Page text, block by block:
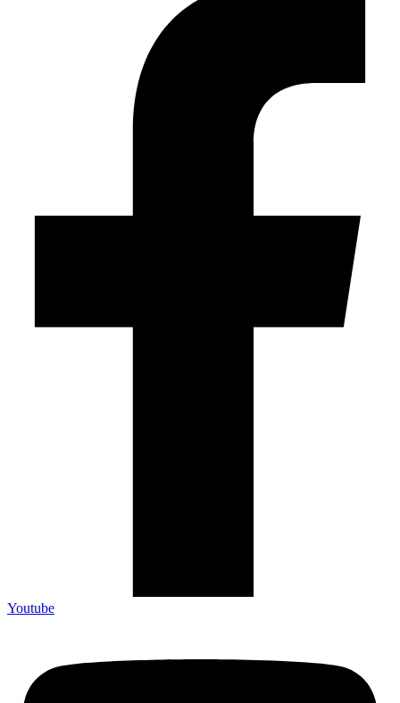
Youtube